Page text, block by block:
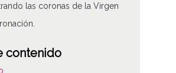
las coronas de la Virgen
contenido